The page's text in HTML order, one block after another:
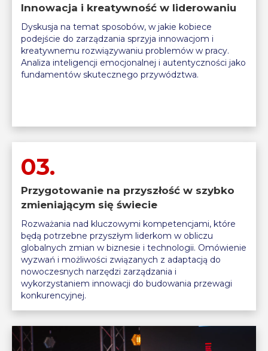
Innowacja i kreatywność w liderowaniu
Dyskusja na temat sposobów, w jakie kobiece
podejście do zarządzania sprzyja innowacjom i
kreatywnemu rozwiązywaniu problemów w pracy.
Analiza inteligencji emocjonalnej i autentyczności jako
fundamentów skutecznego przywództwa.
03.
Przygotowanie na przyszłość w szybko
zmieniającym się świecie
Rozważania nad kluczowymi kompetencjami, które
będą potrzebne przyszłym liderkom w obliczu
globalnych zmian w biznesie i technologii. Omówienie
wyzwań i możliwości związanych z adaptacją do
nowoczesnych narzędzi zarządzania i
wykorzystaniem innowacji do budowania przewagi
konkurencyjnej.